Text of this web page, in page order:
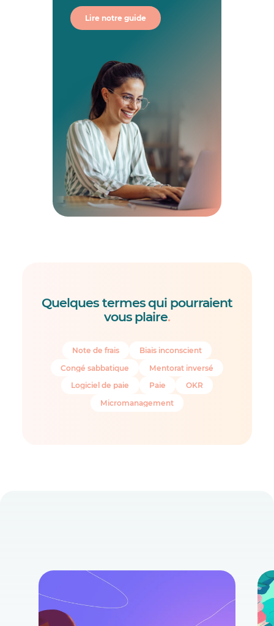
Lire notre guide
Quelques termes qui pourraient
vous plaire.
Note de frais
Biais inconscient
Congé sabbatique
Mentorat inversé
Logiciel de paie
Paie
OKR
Micromanagement